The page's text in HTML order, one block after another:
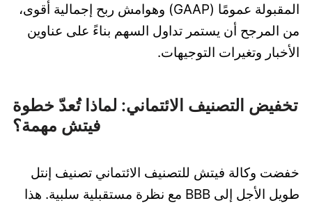
المقبولة عمومًا (GAAP) وهوامش ربح إجمالية أقوى،
من المرجح أن يستمر تداول السهم بناءً على عناوين
الأخبار وتغيرات التوجيهات.
تخفيض التصنيف الائتماني: لماذا تُعدّ خطوة
فيتش مهمة؟
خفضت وكالة فيتش للتصنيف الائتماني تصنيف إنتل
طويل الأجل إلى BBB مع نظرة مستقبلية سلبية. هذا